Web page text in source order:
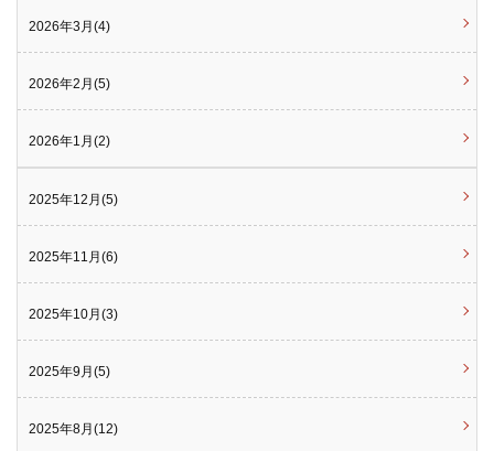
2026年3月(4)
2026年2月(5)
2026年1月(2)
2025年12月(5)
2025年11月(6)
2025年10月(3)
2025年9月(5)
2025年8月(12)